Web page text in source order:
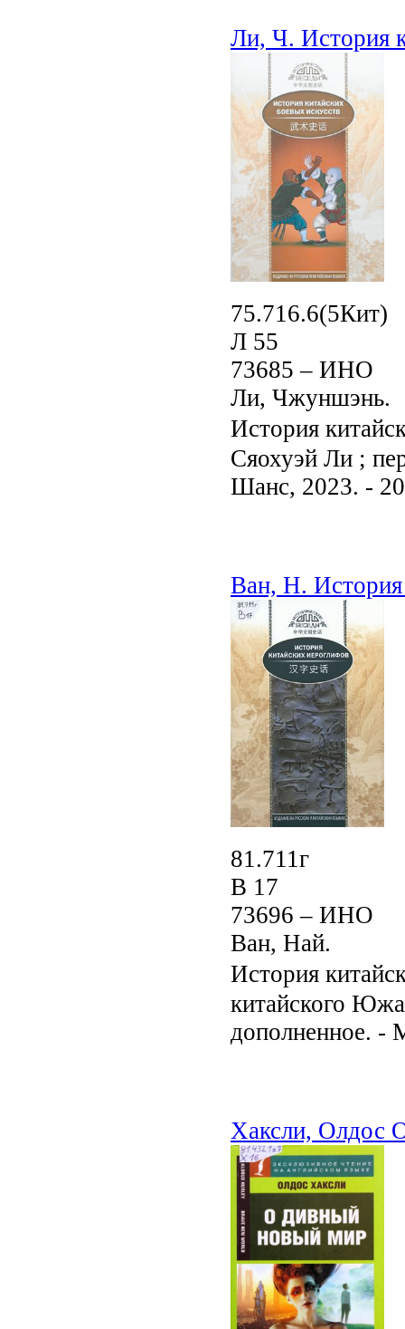
Ли, Ч. История
75.716.6(5Кит)
Л 55
73685 – ИНО
Ли, Чжуншэнь.
История
Сяохуэй Ли ;
Шанс, 2023. -
Ван, Н. История
81.711г
В 17
73696 – ИНО
Ван, Най.
История
китайского
дополненное. -
Хаксли, Олдос